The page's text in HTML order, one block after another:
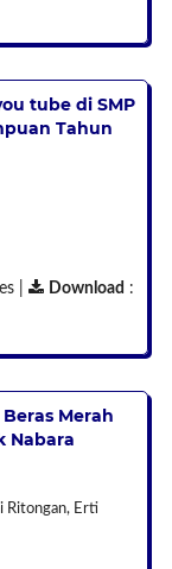
tube di SMP
Tahun
| Download :
Merah
Nabara
Ritongan, Erti